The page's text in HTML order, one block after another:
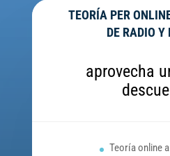
TEORÍA PER
DE RADIO Y
aprovecha
Teoría online